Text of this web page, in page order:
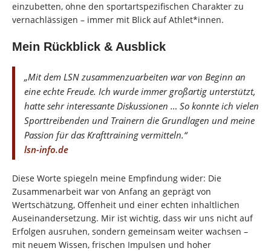
einzubetten, ohne den sportartspezifischen Charakter zu
vernachlässigen – immer mit Blick auf Athlet*innen.
Mein Rückblick & Ausblick
„Mit dem LSN zusammenzuarbeiten war von Beginn an
eine echte Freude. Ich wurde immer großartig unterstützt,
hatte sehr interessante Diskussionen … So konnte ich vielen
Sporttreibenden und Trainern die Grundlagen und meine
Passion für das Krafttraining vermitteln.“
lsn-info.de
Diese Worte spiegeln meine Empfindung wider: Die
Zusammenarbeit war von Anfang an geprägt von
Wertschätzung, Offenheit und einer echten inhaltlichen
Auseinandersetzung. Mir ist wichtig, dass wir uns nicht auf
Erfolgen ausruhen, sondern gemeinsam weiter wachsen –
mit neuem Wissen, frischen Impulsen und hoher